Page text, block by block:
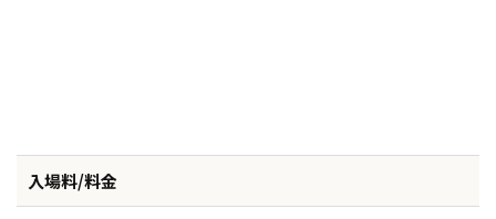
入場料/料金